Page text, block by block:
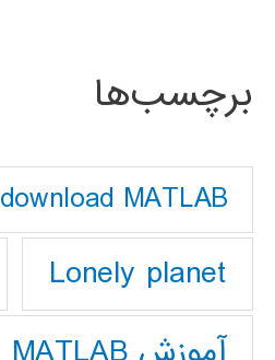
برچسب‌ها
download MATLAB
Lonely planet